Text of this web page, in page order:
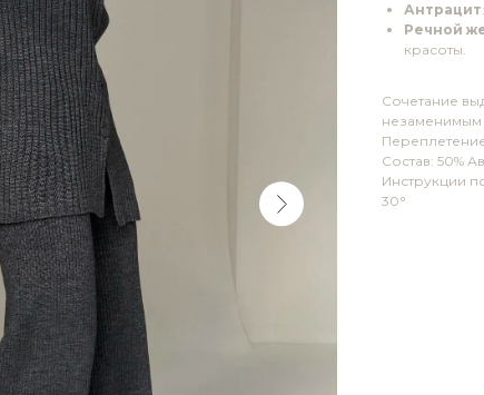
Антрацит
Речной
красоты.
Сочетание
незаменимым
Состав: 50%
Инструкции
30°